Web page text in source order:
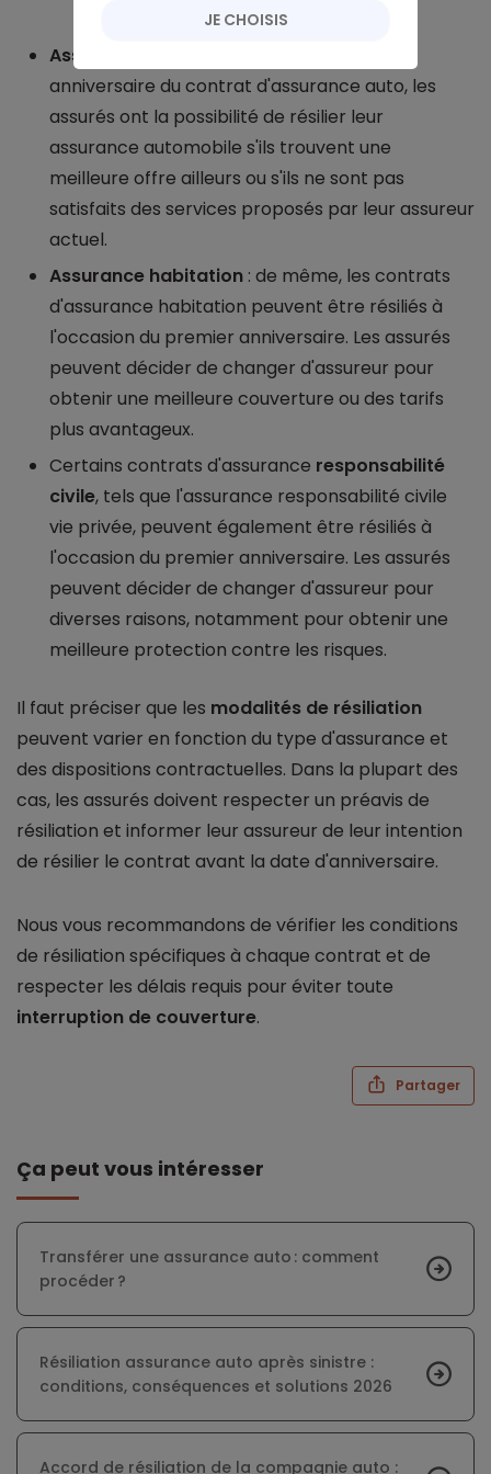
Assurance auto
anniversaire du contrat d'assurance auto, les
assurés ont la possibilité de résilier leur
assurance automobile s'ils trouvent une
meilleure offre ailleurs ou s'ils ne sont pas
satisfaits des services proposés par leur assureur
actuel.
Assurance habitation : de même, les contrats
d'assurance habitation peuvent être résiliés à
l'occasion du premier anniversaire. Les assurés
peuvent décider de changer d'assureur pour
obtenir une meilleure couverture ou des tarifs
plus avantageux.
Certains contrats d'assurance responsabilité
civile, tels que l'assurance responsabilité civile
vie privée, peuvent également être résiliés à
l'occasion du premier anniversaire. Les assurés
peuvent décider de changer d'assureur pour
diverses raisons, notamment pour obtenir une
meilleure protection contre les risques.
Il faut préciser que les modalités de résiliation
peuvent varier en fonction du type d'assurance et
des dispositions contractuelles. Dans la plupart des
cas, les assurés doivent respecter un préavis de
résiliation et informer leur assureur de leur intention
de résilier le contrat avant la date d'anniversaire.
Nous vous recommandons de vérifier les conditions
de résiliation spécifiques à chaque contrat et de
respecter les délais requis pour éviter toute
interruption de couverture.
Partager
Ça peut vous intéresser
Transférer une assurance auto : comment
procéder ?
Résiliation assurance auto après sinistre :
conditions, conséquences et solutions 2026
Accord de résiliation de la compagnie auto :
JE CHOISIS